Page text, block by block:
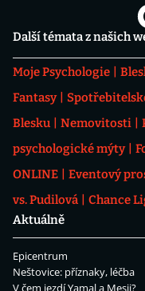
Další témata z našich
Moje Psychologie
Fantasy
Blesku
Nemovitosti
psychologické mýty
ONLINE
Eventový
vs. Pudilová
Chance
Aktuálně
Epicentrum
Neštovice: příznaky, léčba
V čem jezdí Yamal a Mesii?